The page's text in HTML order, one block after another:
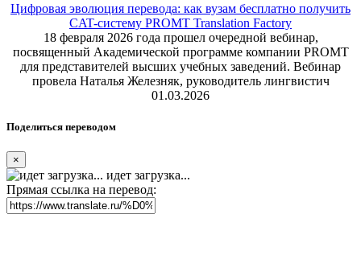
Цифровая эволюция перевода: как вузам бесплатно получить
CAT-систему PROMT Translation Factory
18 февраля 2026 года прошел очередной вебинар,
посвященный Академической программе компании PROMT
для представителей высших учебных заведений. Вебинар
провела Наталья Железняк, руководитель лингвистич
01.03.2026
Поделиться переводом
×
идет загрузка...
Прямая ссылка на перевод: